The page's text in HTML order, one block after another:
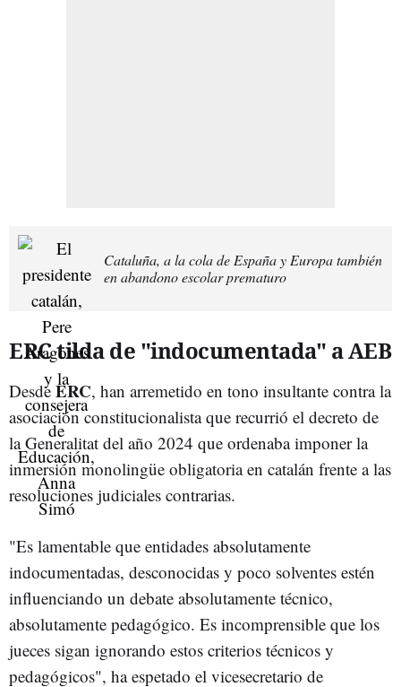
Cataluña, a la cola de España y Europa también
en abandono escolar prematuro
ERC tilda de "indocumentada" a AEB
Desde ERC, han arremetido en tono insultante contra la
asociación constitucionalista que recurrió el decreto de
la Generalitat del año 2024 que ordenaba imponer la
inmersión monolingüe obligatoria en catalán frente a las
resoluciones judiciales contrarias.
"Es lamentable que entidades absolutamente
indocumentadas, desconocidas y poco solventes estén
influenciando un debate absolutamente técnico,
absolutamente pedagógico. Es incomprensible que los
jueces sigan ignorando estos criterios técnicos y
pedagógicos", ha espetado el vicesecretario de